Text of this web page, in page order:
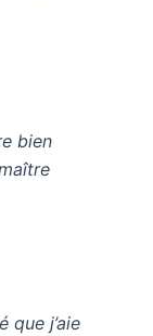
bien
que j’aie